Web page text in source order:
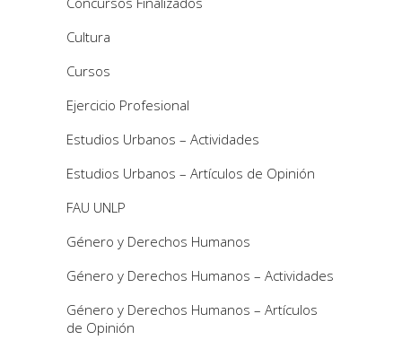
Cultura
Cursos
Ejercicio Profesional
Estudios Urbanos – Actividades
Estudios Urbanos – Artículos de Opinión
FAU UNLP
Género y Derechos Humanos
Género y Derechos Humanos – Actividades
Género y Derechos Humanos – Artículos
de Opinión